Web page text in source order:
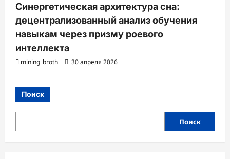
Синергетическая архитектура сна:
децентрализованный анализ обучения
навыкам через призму роевого
интеллекта
mining_broth 30 апреля 2026
Поиск
Поиск